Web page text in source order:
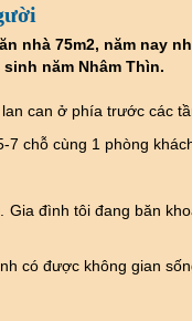
nhà 75m2, năm nay
năm Nhâm Thìn.
can ở phía trước các
chỗ cùng 1 phòng
đình tôi đang băn
có được không gian